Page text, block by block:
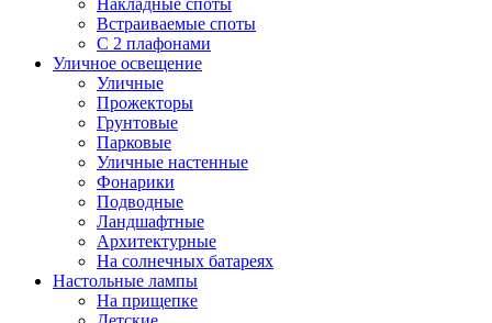
Накладные споты
Встраиваемые споты
С 2 плафонами
Уличное освещение
Уличные
Прожекторы
Грунтовые
Парковые
Уличные настенные
Фонарики
Подводные
Ландшафтные
Архитектурные
На солнечных батареях
Настольные лампы
На прищепке